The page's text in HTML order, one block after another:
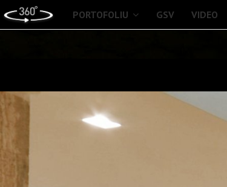
PORTOFOLIU GSV VIDEO